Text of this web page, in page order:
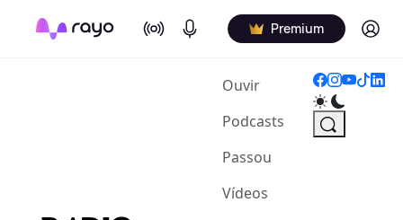
On Air Podcasts Premium Log in
Ouvir(current)
Podcasts
Passou
Vídeos